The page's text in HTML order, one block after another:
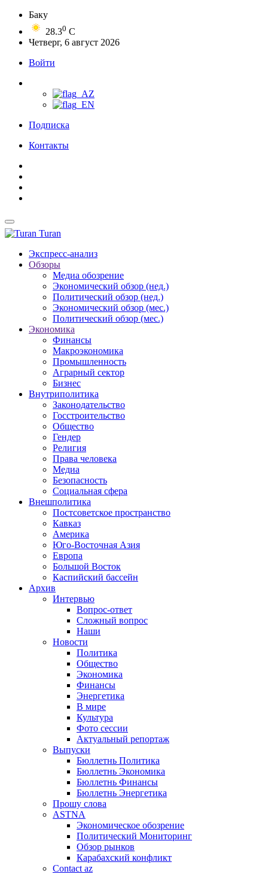
Баку
28.30 C
Четверг, 6 август 2026
Войти
Подписка
Контакты
Turan
Экспресс-анализ
Обзоры
Медиа обозрение
Экономический обзор (нед.)
Политический обзор (нед.)
Экономический обзор (мес.)
Политический обзор (мес.)
Экономика
Финансы
Макроэкономика
Промышленность
Аграрный сектор
Бизнес
Внутриполитика
Законодательство
Госстроительство
Общество
Гендер
Религия
Права человека
Медиа
Безопасность
Социальная сфера
Внешполитика
Постсоветское пространство
Кавказ
Америка
Юго-Восточная Азия
Европа
Большой Восток
Каспийский бассейн
Архив
Интервью
Вопрос-ответ
Сложный вопрос
Наши
Новости
Политика
Общество
Экономика
Финансы
Энергетика
В мире
Культура
Фото сессии
Актуальный репортаж
Выпуски
Бюллетнь Политика
Бюллетнь Экономика
Бюллетнь Финансы
Бюллетнь Энергетика
Прошу слова
ASTNA
Экономическое обозрение
Политический Мониторинг
Обзор рынков
Карабахский конфликт
Contact az